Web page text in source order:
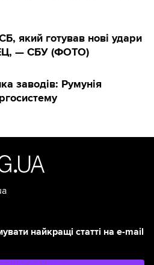
який готував нові удари
— СБУ (ФОТО)
заводів: Румунія
найкращі статті на e-mail